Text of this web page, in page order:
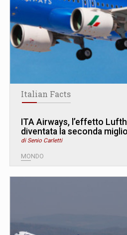
Italian Facts
ITA Airways, l’effetto
diventata la seconda
di Senio Carletti
MONDO